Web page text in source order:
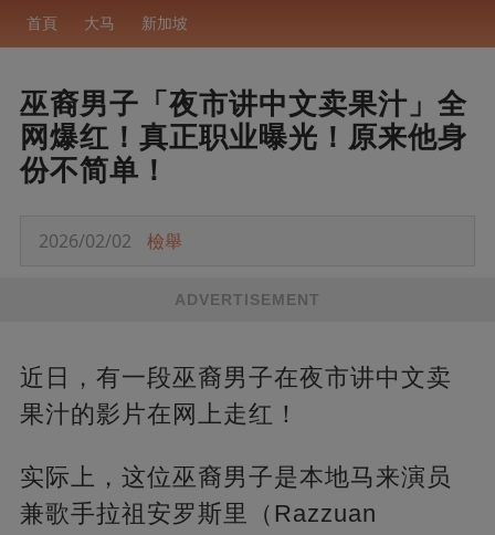
首頁 大马 新加坡
巫裔男子「夜市讲中文卖果汁」全
网爆红！真正职业曝光！原来他身
份不简单！
2026/02/02 檢舉
ADVERTISEMENT
近日，有一段巫裔男子在夜市讲中文卖
果汁的影片在网上走红！
实际上，这位巫裔男子是本地马来演员
兼歌手拉祖安罗斯里（Razzuan